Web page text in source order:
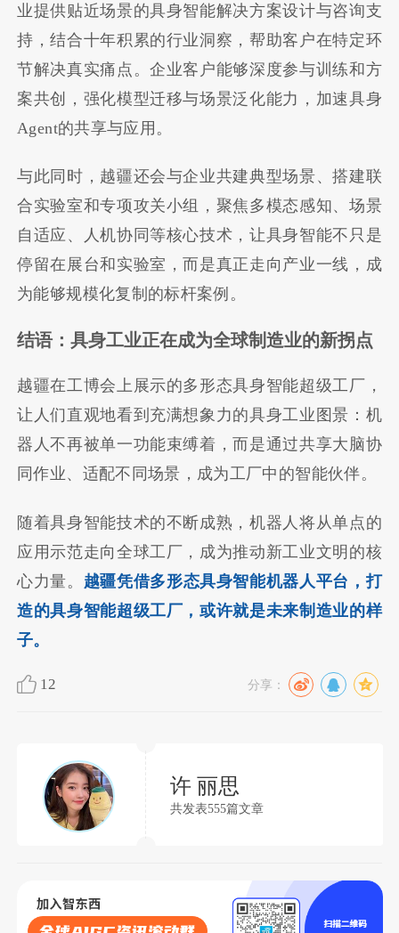
业提供贴近场景的具身智能解决方案设计与咨询支
持，结合十年积累的行业洞察，帮助客户在特定环
节解决真实痛点。企业客户能够深度参与训练和方
案共创，强化模型迁移与场景泛化能力，加速具身
Agent的共享与应用。
与此同时，越疆还会与企业共建典型场景、搭建联
合实验室和专项攻关小组，聚焦多模态感知、场景
自适应、人机协同等核心技术，让具身智能不只是
停留在展台和实验室，而是真正走向产业一线，成
为能够规模化复制的标杆案例。
结语：具身工业正在成为全球制造业的新拐点
越疆在工博会上展示的多形态具身智能超级工厂，
让人们直观地看到充满想象力的具身工业图景：机
器人不再被单一功能束缚着，而是通过共享大脑协
同作业、适配不同场景，成为工厂中的智能伙伴。
随着具身智能技术的不断成熟，机器人将从单点的
应用示范走向全球工厂，成为推动新工业文明的核
心力量。 越疆凭借多形态具身智能机器人平台，打
造的具身智能超级工厂，或许就是未来制造业的样
子。
12 分享：
许 丽思
共发表555篇文章